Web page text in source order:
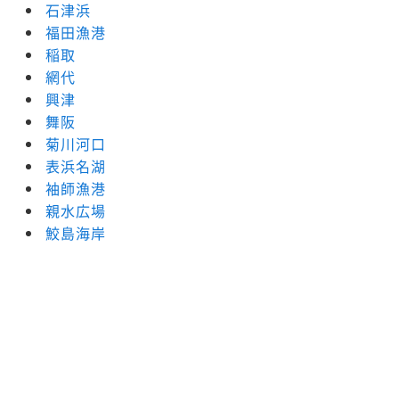
石津浜
福田漁港
稲取
網代
興津
舞阪
菊川河口
表浜名湖
袖師漁港
親水広場
鮫島海岸